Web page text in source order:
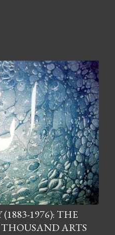
1976): THE
ARTS